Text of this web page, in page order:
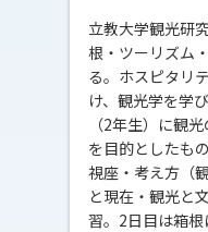
立教大学観光研
根・ツーリズム
る。ホスピタリ
け、観光学を学
（2年生）に観
を目的としたも
視座・考え方（
と現在・観光と
習。2日目は箱